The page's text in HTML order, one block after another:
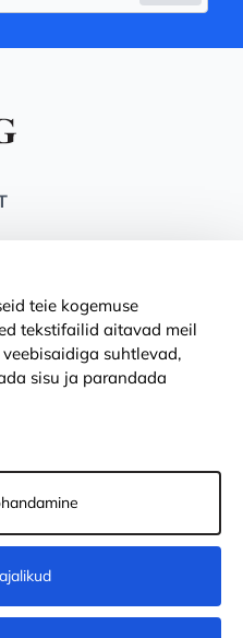
Privacy Policy
Tingimused
Kauba tagastamine
Küpsiste seaded
teie kogemuse
tekstifailid aitavad meil
suhtlevad,
sisu ja parandada